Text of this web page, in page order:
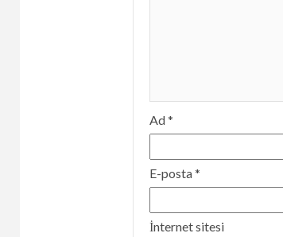
Ad*
E-posta*
İnternet sitesi